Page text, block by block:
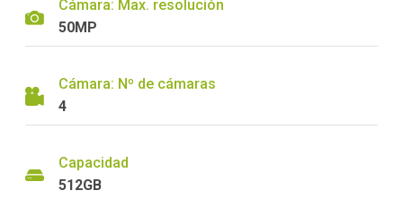
Cámara: Max. resolución
50MP
Cámara: Nº de cámaras
4
Capacidad
512GB